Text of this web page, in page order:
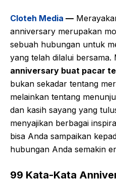
Cloteh Media —
anniversary merupakan
sebuah hubungan untuk
yang telah dilalui bersama.
anniversary buat pacar
bukan sekadar tentang
melainkan tentang
dan kasih sayang yang
menyajikan berbagai
bisa Anda sampaikan
hubungan Anda semakin
99 Kata-Kata